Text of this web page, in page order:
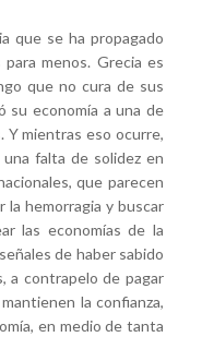
que se ha propagado
menos. Grecia es
que no cura de sus
su economía a una de
Y mientras eso ocurre,
falta de solidez en
que parecen
la hemorragia y buscar
las economías de la
de haber sabido
a contrapelo de pagar
la confianza,
en medio de tanta